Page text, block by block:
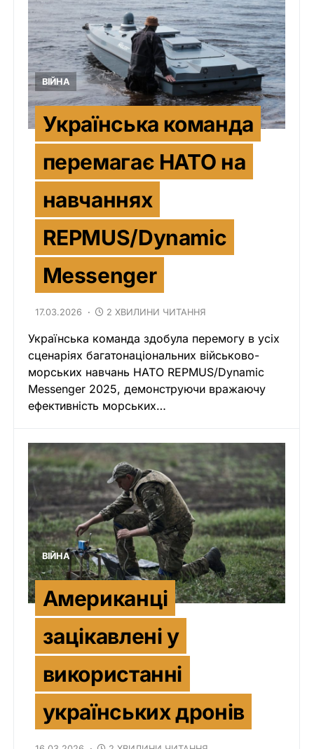
ВІЙНА
Українська команда
перемагає НАТО на
навчаннях
REPMUS/Dynamic
Messenger
17.03.2026 2 ХВИЛИНИ ЧИТАННЯ
Українська команда здобула перемогу в усіх
сценаріях багатонаціональних військово-
морських навчань НАТО REPMUS/Dynamic
Messenger 2025, демонструючи вражаючу
ефективність морських…
ВІЙНА
Американці
зацікавлені у
використанні
українських дронів